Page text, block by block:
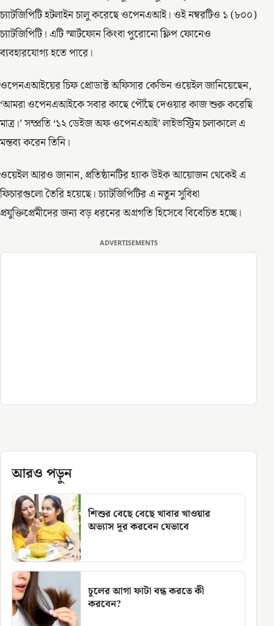
চ্যাটজিপিটি হটলাইন চালু করেছে ওপেনএআই। ওই নম্বরটিও ১ (৮০০)
চ্যাটজিপিটি। এটি স্মার্টফোন কিংবা পুরোনো ফ্লিপ ফোনেও
ব্যবহারযোগ্য হতে পারে।
ওপেনএআইয়ের চিফ প্রোডাক্ট অফিসার কেভিন ওয়েইল জানিয়েছেন,
‘আমরা ওপেনএআইকে সবার কাছে পৌঁছে দেওয়ার কাজ শুরু করেছি
মাত্র।’ সম্প্রতি ‘১২ ডেইজ অফ ওপেনএআই’ লাইভস্ট্রিম চলাকালে এ
মন্তব্য করেন তিনি।
ওয়েইল আরও জানান, প্রতিষ্ঠানটির হ্যাক উইক আয়োজন থেকেই এ
ফিচারগুলো তৈরি হয়েছে। চ্যাটজিপিটির এ নতুন সুবিধা
প্রযুক্তিপ্রেমীদের জন্য বড় ধরনের অগ্রগতি হিসেবে বিবেচিত হচ্ছে।
ADVERTISEMENTS
আরও পড়ুন
শিশুর বেছে বেছে খাবার খাওয়ার
অভ্যাস দূর করবেন যেভাবে
চুলের আগা ফাটা বন্ধ করতে কী
করবেন?